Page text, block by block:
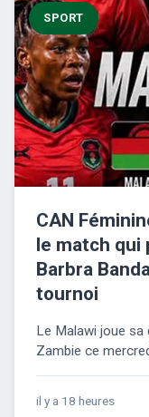
SPORT
CAN
le match qui
Barbra
tournoi
Le Malawi joue
Zambie ce
il y a 18 heures